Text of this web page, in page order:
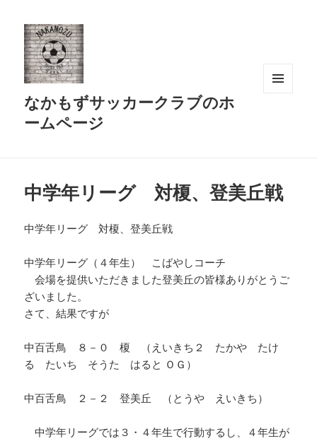
なかもずサッカークラブのホ
ームページ
中学年リーグ 対榎、登美丘戦
中学年リーグ 対榎、登美丘戦
中学年リーグ（４年生） こばやしコーチ
会場を提供いただきました登美丘の皆様ありがとうご
ざいました。
さて、結果ですが
中百舌鳥 ８－０ 榎 （えいきち２ たかや たけ
る たいち そうた はると ＯＧ）
中百舌鳥 ２－２ 登美丘 （とうや えいきち）
中学年リーグでは３・４年生で行動するし、４年生が